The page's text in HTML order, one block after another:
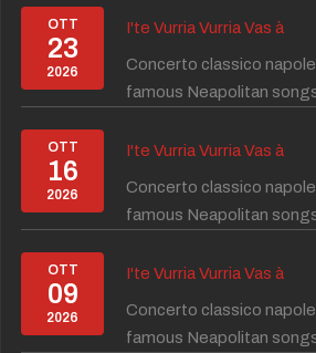
OTT
23
2026
I'te Vurria Vurria Vas à
Concerto classico
famous Neapolitan
OTT
16
2026
I'te Vurria Vurria Vas à
Concerto classico
famous Neapolitan
OTT
09
2026
I'te Vurria Vurria Vas à
Concerto classico
famous Neapolitan